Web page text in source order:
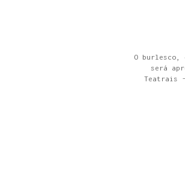
O burlesco,
será
Teatrais -